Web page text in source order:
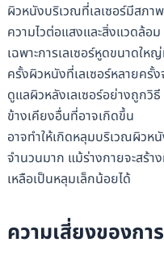
ผิวหนังบริเวณที่เลเซอร์มีสภ
ความไวต่อแสงและสิ่งแวดล้อ
เฉพาะการเลเซอร์หูดขนาดใ
ครั้งผิวหนังที่เลเซอร์หลายครั้
ดูแลผิวหลังเลเซอร์อย่างถูกวิ
ข้างเคียงอื่นที่อาจเกิดขึ้น
อาจทำให้เกิดหลุมบริเวณผิวห
จำนวนมาก แม้ร่างกายจะสร้
เหลือเป็นหลุมเล็กน้อยได้
ความเสี่ยงของกา